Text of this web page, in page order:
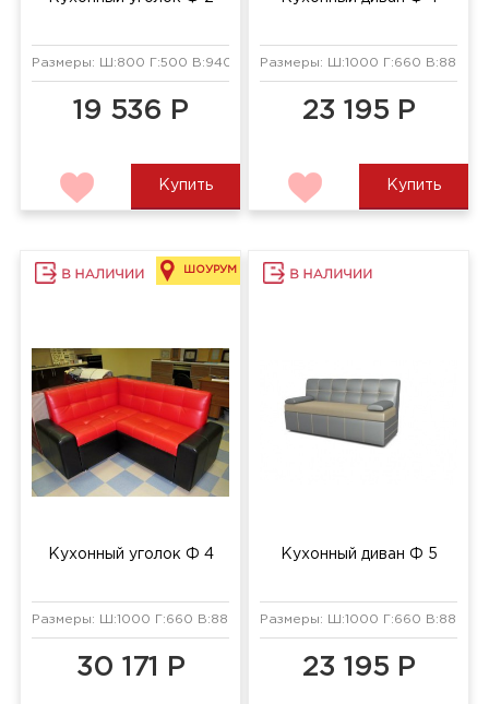
Размеры: Ш:800 Г:500 В:940 мм
19 536 Р
Купить
Размеры: Ш:1000 Г:660 В:880 мм
23 195 Р
Купить
ШОУРУМ
Кухонный уголок Ф 4
Размеры: Ш:1000 Г:660 В:880 мм
30 171 Р
Кухонный диван Ф 5
Размеры: Ш:1000 Г:660 В:880 мм
23 195 Р